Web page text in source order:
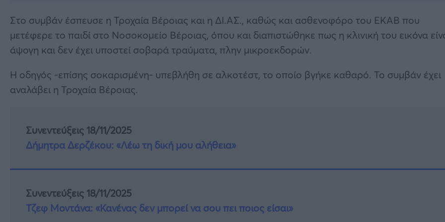
Στο συμβάν έσπευσε η Τροχαία Βέροιας και η ΔΙ.ΑΣ., καθώς και ασθενοφόρο του ΕΚΑΒ που
μετέφερε το παιδί στο Νοσοκομείο Βέροιας, όπου και διαπιστώθηκε πως η κλινική του εικόνα
άψογη και δεν έχει υποστεί σοβαρά τραύματα, πλην μικροεκδορών.
Η οδηγός -επίσης σοκαρισμένη- υπεβλήθη σε αλκοτέστ, το οποίο βγήκε καθαρό. Το συμβάν έχει
αναλάβει η Τροχαία Βέροιας.
Συνεντεύξεις 18/11/2025
Δήμητρα Δερζέκου: «Λέω τη δική μου αλήθεια»
Συνεντεύξεις 18/11/2025
Τζεφ Μοντάνα: «Κανένας δεν μπορεί να σου πει ποιος είσαι»